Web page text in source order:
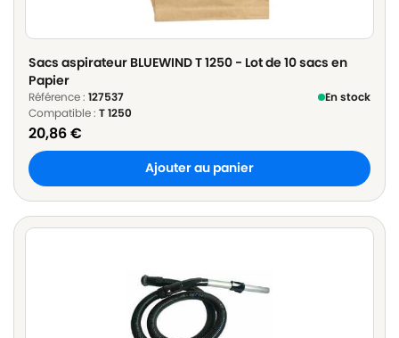
Sacs aspirateur BLUEWIND T 1250 - Lot de 10 sacs en
Papier
Référence : 127537
En stock
Compatible : T 1250
20,86€
Ajouter au panier